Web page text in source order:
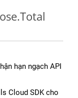
hạn ngạch API
Cloud SDK cho